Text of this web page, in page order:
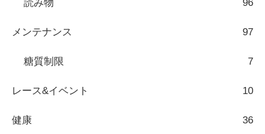
読み物 96
メンテナンス 97
糖質制限 7
レース&イベント 10
健康 36